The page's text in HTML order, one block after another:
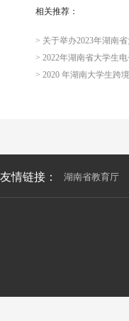
相关推荐：
> 关于举办2023年湖南
> 2022年湖南省大学生
> 2020 年湖南大学生跨
友情链接： 湖南省教育厅